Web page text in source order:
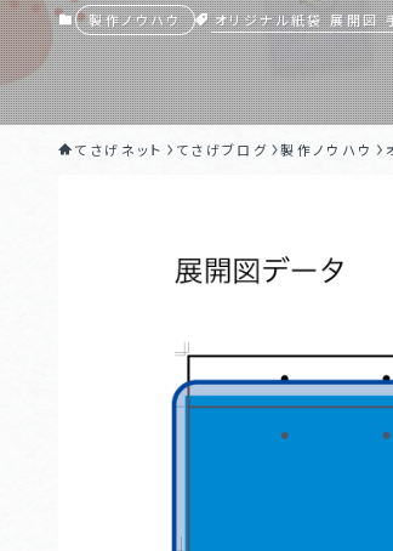
製作ノウハウ オリジナル紙袋 展開図
てさげネット てさげブログ 製作ノウハウ